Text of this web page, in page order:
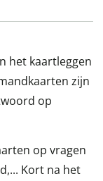
het kaartleggen
zijn
op
op vragen
Kort na het